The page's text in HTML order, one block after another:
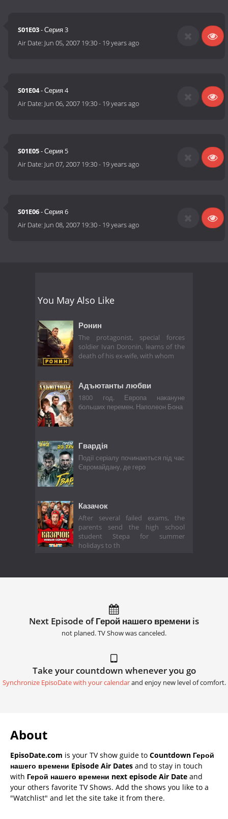
S01E03- Серия 3
Air Date: Jun 05, 2007 19:30- 19 years ago
S01E04- Серия 4
Air Date: Jun 06, 2007 19:30- 19 years ago
S01E05- Серия 5
Air Date: Jun 07, 2007 19:30- 19 years ago
S01E06- Серия 6
Air Date: Jun 08, 2007 19:30- 19 years ago
You May Also Like
Ронин
The protagonist, special forces
soldier Ivan Doronin, learns of the
death of his ex-wife, with whom
Адъютанты любви
1800 год. Европа накануне
больших перемен. Наполеон Бона
Гвардія
Події серіалу починаються під час
Євромайдану, де геро
Казачок
After several failed exams, the
parents send the high school
student Stepa for summer
holidays to th
Next Episode of Герой нашего времени is
not planed. TV Show was canceled.
Take your countdown whenever you go
Synchronize EpisoDate with your calendarand enjoy new level of comfort.
About
EpisoDate.com is your TV show guide to Countdown Герой
нашего времени Episode Air Dates and to stay in touch
with Герой нашего времени next episode Air Date and
your others favorite TV Shows. Add the shows you like to a
"Watchlist" and let the site take it from there.